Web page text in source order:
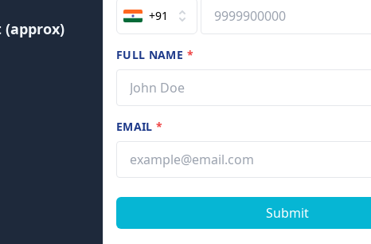
(approx)
+91
FULL NAME *
EMAIL*
Submit